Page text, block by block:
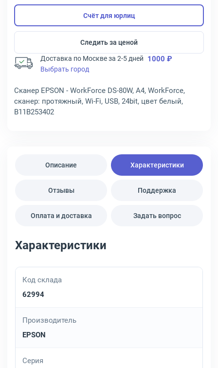
Счёт для юрлиц
Следить за ценой
Доставка по Москве за 2-5 дней 1000 ₽
Выбрать город
Сканер EPSON - WorkForce DS-80W, A4, WorkForce,
сканер: протяжный, Wi-Fi, USB, 24bit, цвет белый,
B11B253402
Описание Характеристики
Отзывы Поддержка
Оплата и доставка Задать вопрос
Характеристики
Код склада
62994
Производитель
EPSON
Серия